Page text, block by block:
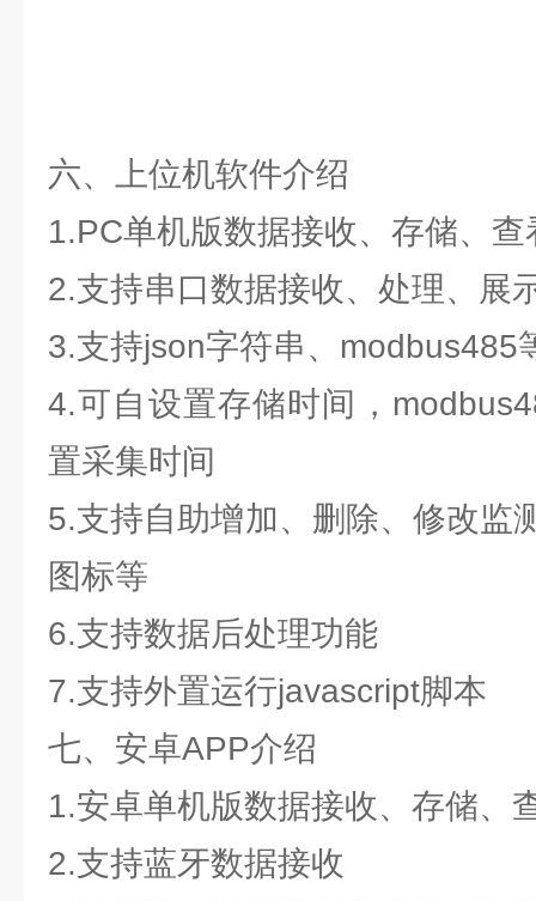
六、上位机软件介绍
1.PC单机版数据接收、存储、
2.支持串口数据接收、处理、展
3.支持json字符串、modbus485
4.可自设置存储时间，
置采集时间
5.支持自助增加、删除、修改监
图标等
6.支持数据后处理功能
7.支持外置运行javascript脚本
七、安卓APP介绍
1.安卓单机版数据接收、存储、
2.支持蓝牙数据接收